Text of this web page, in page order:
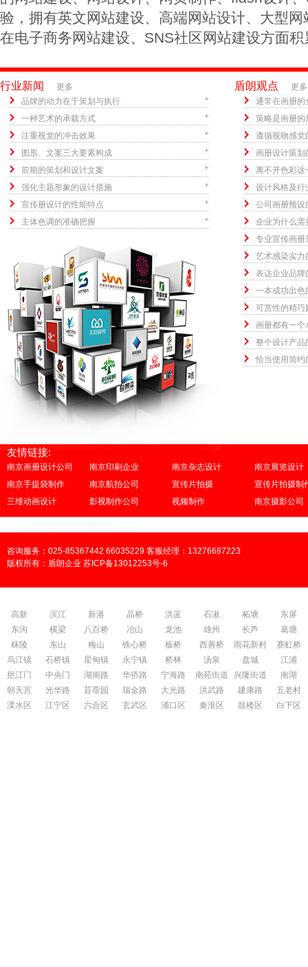
验，拥有英文网站建设、高端网站设计、大型
在电子商务网站建设、SNS社区网站建设方面
行业新闻
更多
品牌的动力在于策划与执行
一种艺术的承载方式
注重视觉的冲击效果
图形、文案三大要素构成
前期的策划和设计文案
强化主题形象的设计措施
宣传册设计的性能特点
主体色调的准确把握
盾朗观点
更多
通常在画册的
策略是画册的
遵循视物感觉
画册设计策划
离不开色彩这
设计风格及行
公司画册预设
企业为什么需
专业宣传画册
艺术感染实力
表达企业品牌
一本成功出色
可赏性的精巧
画册都有一个
整个设计产品
恰当使用简约
友情链接:
南京画册设计公司 南京印刷企业 南京杂志设计
南京展览设计
南京手提袋制作
南京航拍公司 宣传片拍摄
宣传片拍摄制
三维动画设计
影视制作公司 视频制作 南京摄影公司
咨询服务：025-85367442 66035229 客服经理：13276687223
版权所有：盾朗企业 苏ICP备13012253号-6
高新 滨江 新港 晶桥 洪蓝 石湫 柘塘
东屏
东沟
横梁 八百桥 冶山 龙池 雄州 长芦
葛塘
秣陵
东山 梅山 铁心桥 板桥 西善桥 雨花新村
赛虹桥
乌江镇
石桥镇 星甸镇 永宁镇 桥林 汤泉 盘城
江浦
挹江门
中央门 湖南路 华侨路 宁海路 南苑街道 兴隆街道
南湖
朝天宫
光华路 苜蓿园 瑞金路 大光路 洪武路 建康路
五老村
溧水区
江宁区 六合区 玄武区 浦口区 秦淮区 鼓楼区 白下区